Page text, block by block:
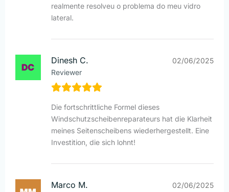
realmente resolveu o problema do meu vidro
lateral.
Dinesh C.
Reviewer
02/06/2025
Die fortschrittliche Formel dieses
Windschutzscheibenreparateurs hat die Klarheit
meines Seitenscheibens wiederhergestellt. Eine
Investition, die sich lohnt!
Marco M. 02/06/2025